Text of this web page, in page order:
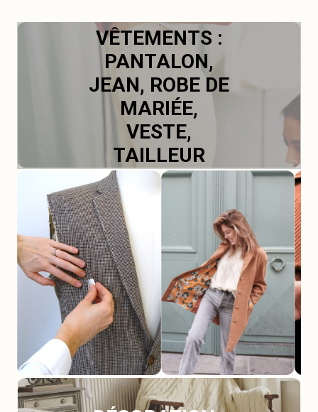
VÊTEMENTS :
PANTALON,
JEAN, ROBE DE
MARIÉE,
VESTE,
TAILLEUR